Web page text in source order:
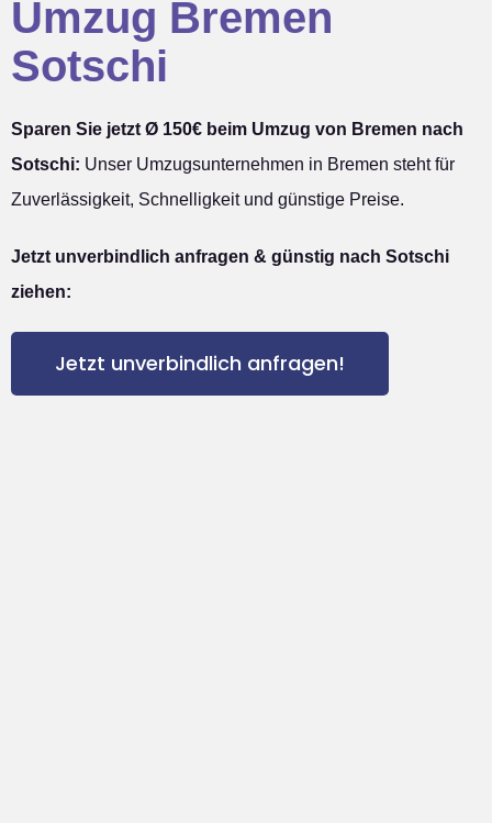
Umzug Bremen
Sotschi
Sparen Sie jetzt Ø 150€ beim Umzug von Bremen nach
Sotschi: Unser Umzugsunternehmen in Bremen steht für
Zuverlässigkeit, Schnelligkeit und günstige Preise.
Jetzt unverbindlich anfragen & günstig nach Sotschi
ziehen:
Jetzt unverbindlich anfragen!